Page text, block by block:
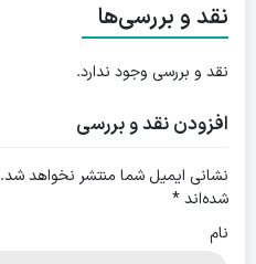
نقد و بررسی‌ها
نقد و بررسی وجود ندارد.
افزودن نقد و بررسی
نشانی ایمیل شما منتشر نخواهد شد.
شده‌اند*
نام